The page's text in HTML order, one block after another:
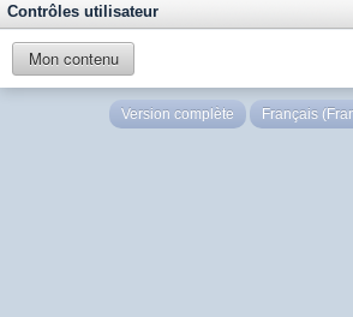
Contrôles utilisateur
Mon contenu
Version complète Français